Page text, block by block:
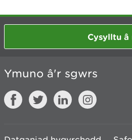
Cysylltu â
Ymuno â'r sgwrs